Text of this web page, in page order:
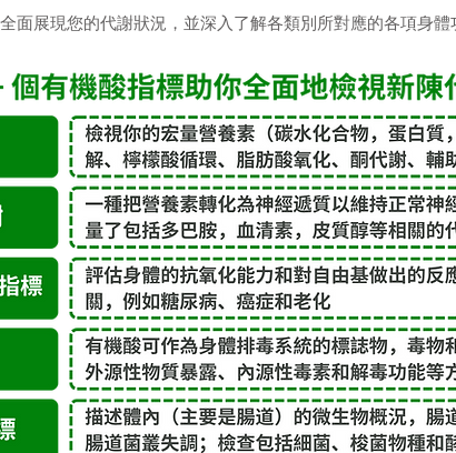
全面展現您的代謝狀況，並深入了解各類別所對應的各項身體